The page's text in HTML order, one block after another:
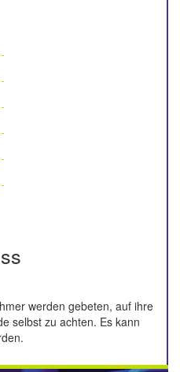
werden gebeten, auf ihre
selbst zu achten. Es kann